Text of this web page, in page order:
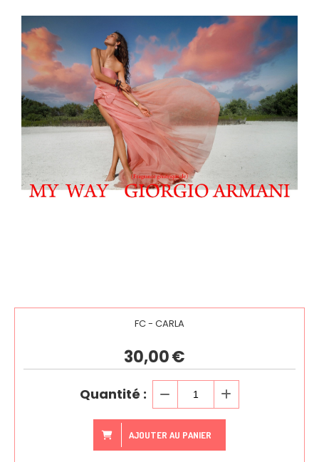
FC - CARLA
30,00€
Quantité :
AJOUTER AU PANIER